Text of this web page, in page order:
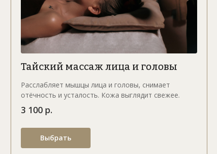
Тайский массаж лица и головы
Расслабляет мышцы лица и головы, снимает
отёчность и усталость. Кожа выглядит свежее.
3 100 р.
Выбрать